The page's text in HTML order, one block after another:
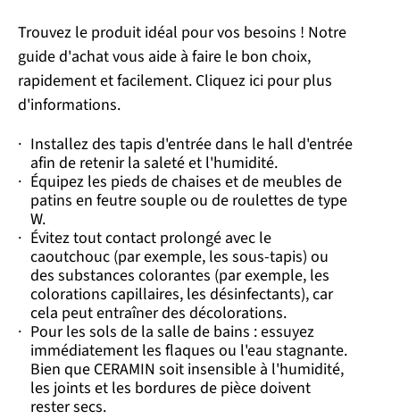
Trouvez le produit idéal pour vos besoins ! Notre
guide d'achat vous aide à faire le bon choix,
rapidement et facilement. Cliquez ici pour plus
d'informations.
· Installez des tapis d'entrée dans le hall d'entrée
afin de retenir la saleté et l'humidité.
· Équipez les pieds de chaises et de meubles de
patins en feutre souple ou de roulettes de type
W.
· Évitez tout contact prolongé avec le
caoutchouc (par exemple, les sous-tapis) ou
des substances colorantes (par exemple, les
colorations capillaires, les désinfectants), car
cela peut entraîner des décolorations.
· Pour les sols de la salle de bains : essuyez
immédiatement les flaques ou l'eau stagnante.
Bien que CERAMIN soit insensible à l'humidité,
les joints et les bordures de pièce doivent
rester secs.